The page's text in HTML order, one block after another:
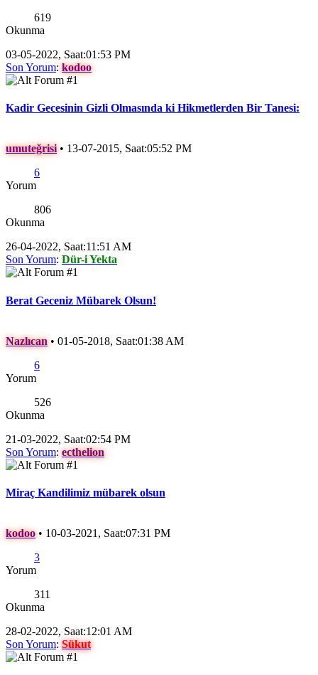
619
Okunma
03-05-2022, Saat:01:53 PM
Son Yorum:kodoo
Kadir Gecesinin Gizli Olmasında ki Hikmetlerden Bir Tanesi:
umuteğrisi • 13-07-2015, Saat:05:52 PM
6
Yorum
806
Okunma
26-04-2022, Saat:11:51 AM
Son Yorum: Dür-i Yekta
Berat Geceniz Mübarek Olsun!
Nazlıcan • 01-05-2018, Saat:01:38 AM
6
Yorum
526
Okunma
21-03-2022, Saat:02:54 PM
Son Yorum:ecthelion
Miraç Kandilimiz mübarek olsun
kodoo • 10-03-2021, Saat:07:31 PM
3
Yorum
311
Okunma
28-02-2022, Saat:12:01 AM
Son Yorum: Sükut